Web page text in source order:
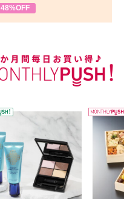
48%OFF
WEEKLY PUSH